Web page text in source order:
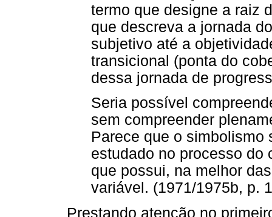
termo que designe a raiz
que descreva a jornada
subjetivo até a
transicional (ponta do
dessa jornada de
Seria possível
sem compreender
Parece que o simbolismo
estudado no processo do
que possui, na melhor
variável. (1971/1975b, p.
Prestando atenção no